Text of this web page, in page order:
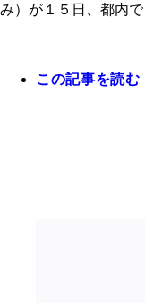
み）が１５日、都内
この記事を読む